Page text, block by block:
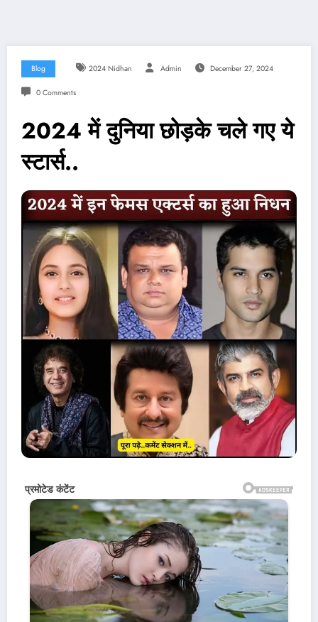
Blog 2024 Nidhan Admin December 27, 2024
0 Comments
2024 में दुनिया छोड़के चले गए ये
स्टार्स..